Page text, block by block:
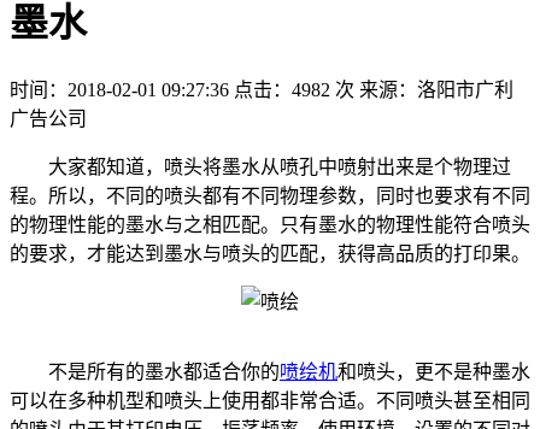
墨水
时间：2018-02-01 09:27:36 点击：4982 次 来源：洛阳市广利
广告公司
大家都知道，喷头将墨水从喷孔中喷射出来是个物理过
程。所以，不同的喷头都有不同物理参数，同时也要求有不同
的物理性能的墨水与之相匹配。只有墨水的物理性能符合喷头
的要求，才能达到墨水与喷头的匹配，获得高品质的打印果。
不是所有的墨水都适合你的喷绘机和喷头，更不是种墨水
可以在多种机型和喷头上使用都非常合适。不同喷头甚至相同